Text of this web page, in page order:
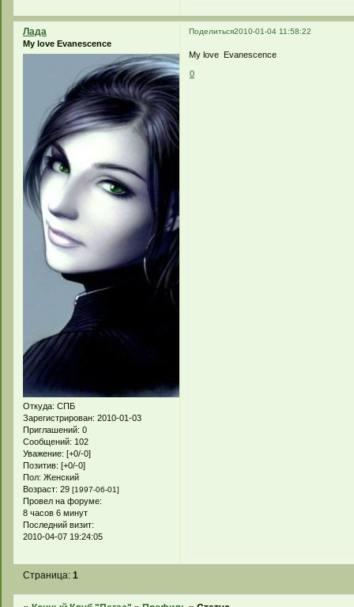
Поделиться2010-01-04 11:58:22
Лада
My love Evanescence
Откуда: СПБ
Зарегистрирован: 2010-01-03
Приглашений: 0
Сообщений: 102
Уважение: [+0/-0]
Позитив: [+0/-0]
Пол: Женский
Возраст: 29 [1997-06-01]
Провел на форуме:
8 часов 6 минут
Последний визит:
2010-04-07 19:24:05
My love Evanescence
0
Страница:1